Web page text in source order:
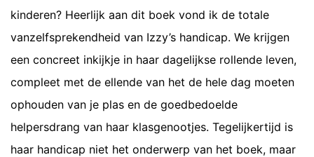
kinderen? Heerlijk aan dit boek vond ik de totale
vanzelfsprekendheid van Izzy’s handicap. We krijgen
een concreet inkijkje in haar dagelijkse rollende leven,
compleet met de ellende van het de hele dag moeten
ophouden van je plas en de goedbedoelde
helpersdrang van haar klasgenootjes. Tegelijkertijd is
haar handicap niet het onderwerp van het boek, maar